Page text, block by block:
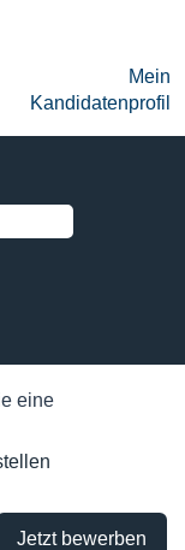
Mein
Kandidatenprofil
eine
Jetzt bewerben